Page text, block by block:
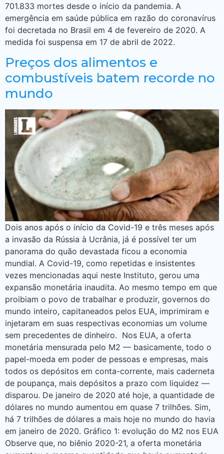
701.833 mortes desde o início da pandemia. A
emergência em saúde pública em razão do coronavírus
foi decretada no Brasil em 4 de fevereiro de 2020. A
medida foi suspensa em 17 de abril de 2022.
Preços dos alimentos e
combustíveis batem recorde no
mundo
Dois anos após o início da Covid-19 e três meses após
a invasão da Rússia à Ucrânia, já é possível ter um
panorama do quão devastada ficou a economia
mundial. A Covid-19, como repetidas e insistentes
vezes mencionadas aqui neste Instituto, gerou uma
expansão monetária inaudita. Ao mesmo tempo em que
proibiam o povo de trabalhar e produzir, governos do
mundo inteiro, capitaneados pelos EUA, imprimiram e
injetaram em suas respectivas economias um volume
sem precedentes de dinheiro. Nos EUA, a oferta
monetária mensurada pelo M2 — basicamente, todo o
papel-moeda em poder de pessoas e empresas, mais
todos os depósitos em conta-corrente, mais caderneta
de poupança, mais depósitos a prazo com liquidez —
disparou. De janeiro de 2020 até hoje, a quantidade de
dólares no mundo aumentou em quase 7 trilhões. Sim,
há 7 trilhões de dólares a mais hoje no mundo do havia
em janeiro de 2020. Gráfico 1: evolução do M2 nos EUA
Observe que, no biênio 2020-21, a oferta monetária